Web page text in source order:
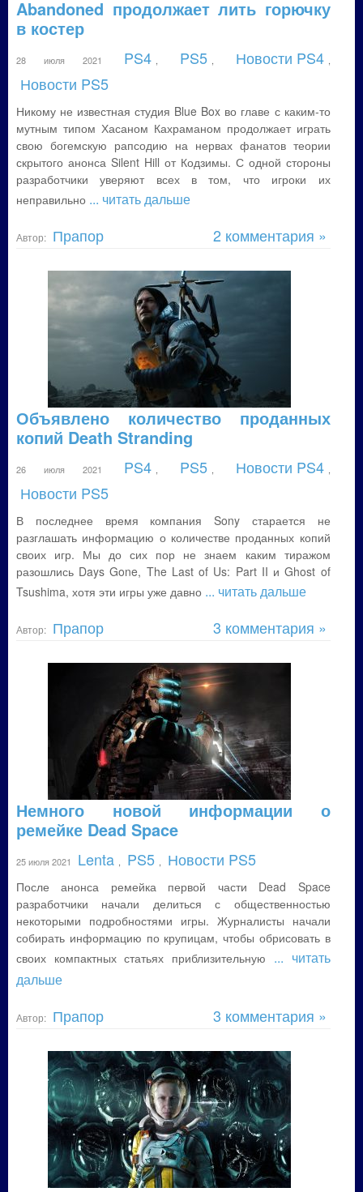
Abandoned продолжает лить горючку
в костер
28 июля 2021 PS4 PS5 Новости PS4
Новости PS5
Никому не известная студия Blue Box во главе с каким-то
мутным типом Хасаном Кахраманом продолжает играть
свою богемскую рапсодию на нервах фанатов теории
скрытого анонса Silent Hill от Кодзимы. С одной стороны
разработчики уверяют всех в том, что игроки их
неправильно ... читать дальше
Автор: Прапор 2 комментария »
Объявлено количество проданных
копий Death Stranding
26 июля 2021 PS4 PS5 Новости PS4
Новости PS5
В последнее время компания Sony старается не
разглашать информацию о количестве проданных копий
своих игр. Мы до сих пор не знаем каким тиражом
разошлись Days Gone, The Last of Us: Part II и Ghost of
Tsushima, хотя эти игры уже давно ... читать дальше
Автор: Прапор 3 комментария »
Немного новой информации о
ремейке Dead Space
25 июля 2021 Lenta PS5 Новости PS5
После анонса ремейка первой части Dead Space
разработчики начали делиться с общественностью
некоторыми подробностями игры. Журналисты начали
собирать информацию по крупицам, чтобы обрисовать в
своих компактных статьях приблизительную ... читать
дальше
Автор: Прапор 3 комментария »